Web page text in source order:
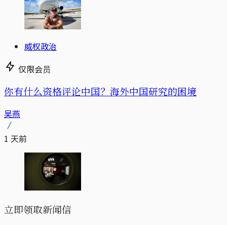
威权政治
仅限会员
你有什么资格评论中国？海外中国研究的困境
吴燕
1 天前
立即领取新闻信